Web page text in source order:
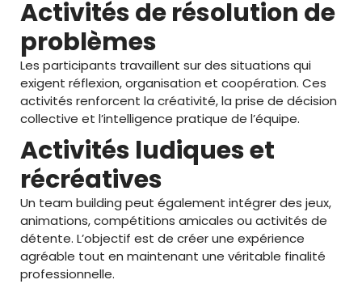
Activités de résolution de
problèmes
Les participants travaillent sur des situations qui
exigent réflexion, organisation et coopération. Ces
activités renforcent la créativité, la prise de décision
collective et l’intelligence pratique de l’équipe.
Activités ludiques et
récréatives
Un team building peut également intégrer des jeux,
animations, compétitions amicales ou activités de
détente. L’objectif est de créer une expérience
agréable tout en maintenant une véritable finalité
professionnelle.